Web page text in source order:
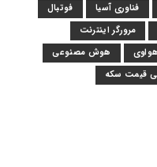
فناوری آسیا
فوتبال
مرورگر اینترنت
هواوی
هوش مصنوعی
قیمت سکه